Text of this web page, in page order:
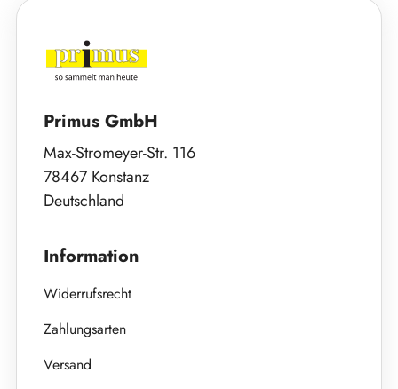
Primus GmbH
Max-Stromeyer-Str. 116
78467 Konstanz
Deutschland
Information
Widerrufsrecht
Zahlungsarten
Versand